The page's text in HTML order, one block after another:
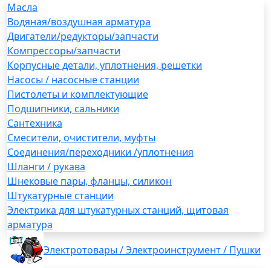
Масла
Водяная/воздушная арматура
Двигатели/редукторы/запчасти
Компрессоры/запчасти
Корпусные детали, уплотнения, решетки
Насосы / насосные станции
Пистолеты и комплектующие
Подшипники, сальники
Сантехника
Смесители, очистители, муфты
Соединения/переходники /уплотнения
Шланги / рукава
Шнековые пары, фланцы, силикон
Штукатурные станции
Электрика для штукатурных станций, щитовая
арматура
Электротовары / Электроинструмент / Пушки